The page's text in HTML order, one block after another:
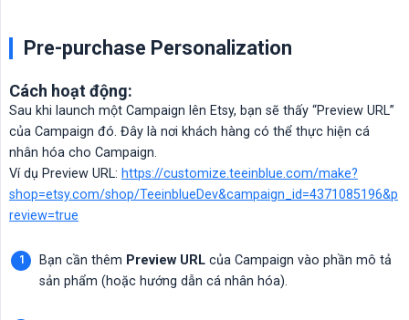
Pre-purchase Personalization
Cách hoạt động:
Sau khi launch một Campaign lên Etsy, bạn sẽ thấy “Preview URL”
của Campaign đó. Đây là nơi khách hàng có thể thực hiện cá
nhân hóa cho Campaign.
Ví dụ Preview URL: https://customize.teeinblue.com/make?
shop=etsy.com/shop/TeeinblueDev&campaign_id=4371085196&p
review=true
Bạn cần thêm Preview URL của Campaign vào phần mô tả
sản phẩm (hoặc hướng dẫn cá nhân hóa).